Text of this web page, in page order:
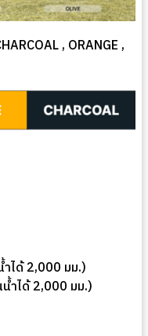
, ORANGE ,
ได้ 2,000 มม.)
ำได้ 2,000 มม.)